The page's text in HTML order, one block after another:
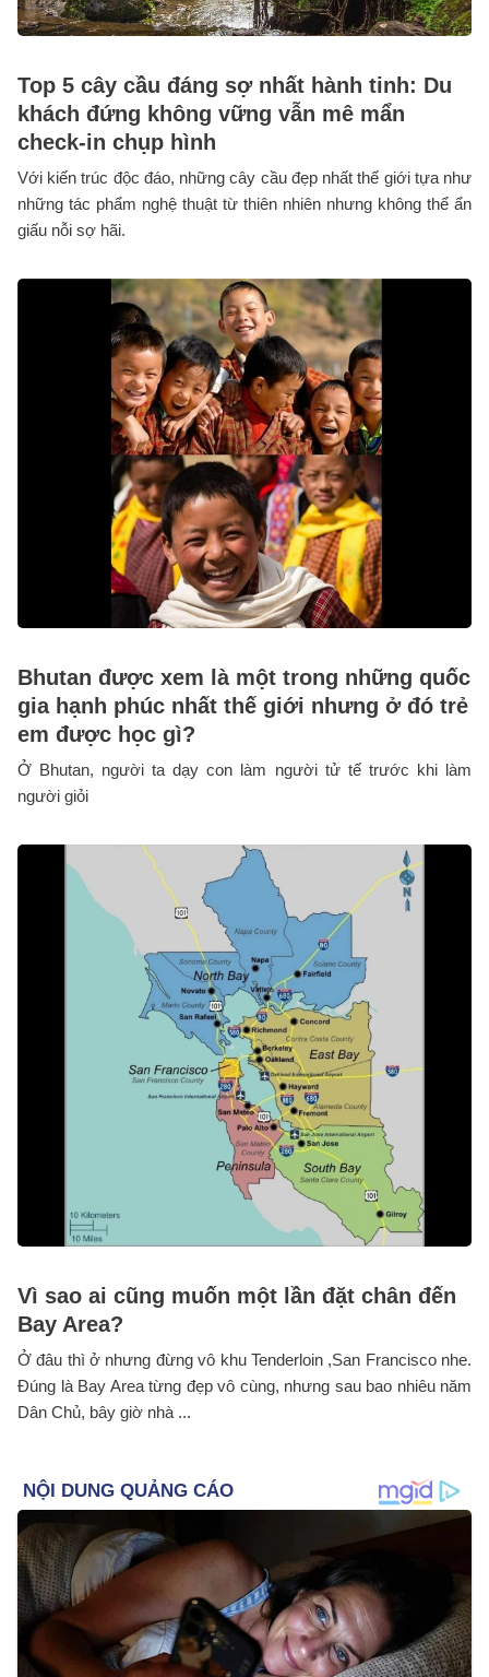
Top 5 cây cầu đáng sợ nhất hành tinh: Du
khách đứng không vững vẫn mê mẩn
check-in chụp hình
Với kiến trúc độc đáo, những cây cầu đẹp nhất thế giới tựa như
những tác phẩm nghệ thuật từ thiên nhiên nhưng không thể ẩn
giấu nỗi sợ hãi.
Bhutan được xem là một trong những quốc
gia hạnh phúc nhất thế giới nhưng ở đó trẻ
em được học gì?
Ở Bhutan, người ta dạy con làm người tử tế trước khi làm
người giỏi
Vì sao ai cũng muốn một lần đặt chân đến
Bay Area?
Ở đâu thì ở nhưng đừng vô khu Tenderloin ,San Francisco nhe.
Đúng là Bay Area từng đẹp vô cùng, nhưng sau bao nhiêu năm
Dân Chủ, bây giờ nhà ...